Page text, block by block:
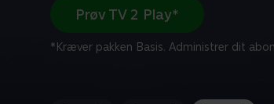
Prøv TV 2 Play*
*Kræver pakken Basis. Administrer dit